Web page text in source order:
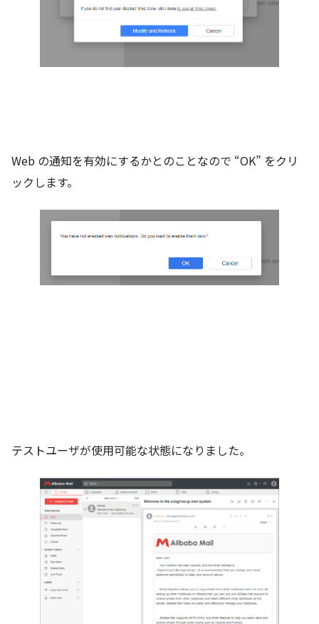
Web の通知を有効にするかとのことなので “OK” をクリ
ックします。
テストユーザが使用可能な状態になりました。